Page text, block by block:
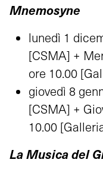
Mnemosyne
lunedì 1
[CSMA] +
ore 10.00
giovedì 8
[CSMA] +
10.00
La Musica del